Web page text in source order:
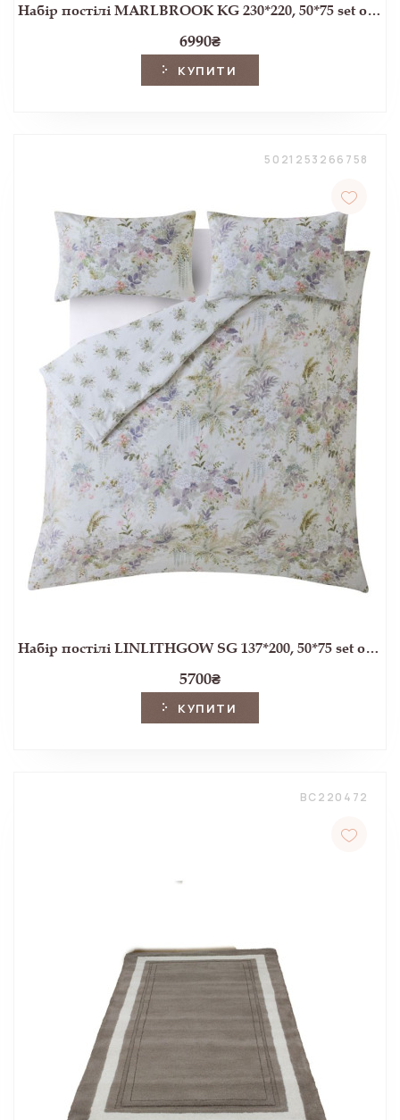
Набір постілі MARLBROOK KG 230*220, 50*75 set of-2 (Dusky Seaspray)
6990₴
КУПИТИ
5021253266758
Набір постілі LINLITHGOW SG 137*200, 50*75 set of-1 (Pale lavender)
5700₴
КУПИТИ
BC220472